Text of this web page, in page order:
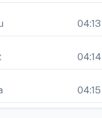
04:13
04:14
04:15